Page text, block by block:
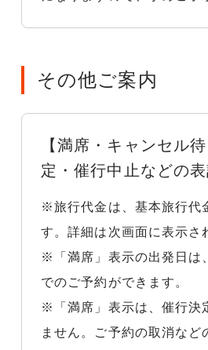
その他ご案内
【満席・キャンセル
定・催行中止などの表
※旅行代金は、基本旅行代
す。詳細は次画面に表示さ
※「満席」表示の出発日は
でのご予約ができます。
※「満席」表示は、催行決
ません。ご予約の取消など